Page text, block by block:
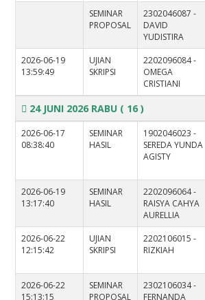
SEMINAR
PROPOSAL
2302046087 -
DAVID
YUDISTIRA
2026-06-19
13:59:49
UJIAN
SKRIPSI
2202096084 -
OMEGA
CRISTIANI
24 JUNI 2026 RABU ( 16 )
2026-06-17
08:38:40
SEMINAR
HASIL
1902046023 -
SEREDA YUNDA
AGISTY
2026-06-19
13:17:40
SEMINAR
HASIL
2202096064 -
RAISYA CAHYA
AURELLIA
2026-06-22
12:15:42
UJIAN
SKRIPSI
2202106015 -
RIZKIAH
2026-06-22
15:13:15
SEMINAR
PROPOSAL
2302106034 -
FERNANDA